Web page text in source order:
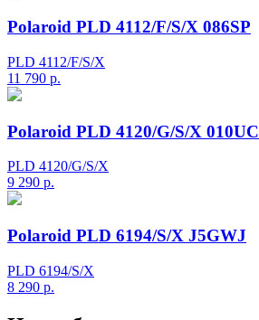
Polaroid PLD 4112/F/S/X 086SP
PLD 4112/F/S/X
11 790 р.
Polaroid PLD 4120/G/S/X 010UC
PLD 4120/G/S/X
9 290 р.
Polaroid PLD 6194/S/X J5GWJ
PLD 6194/S/X
8 290 р.